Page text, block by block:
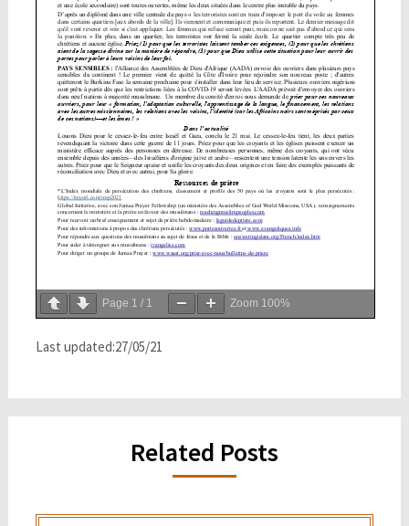
Page 1 / 1 Zoom 100%
Last updated:27/05/21
Related Posts